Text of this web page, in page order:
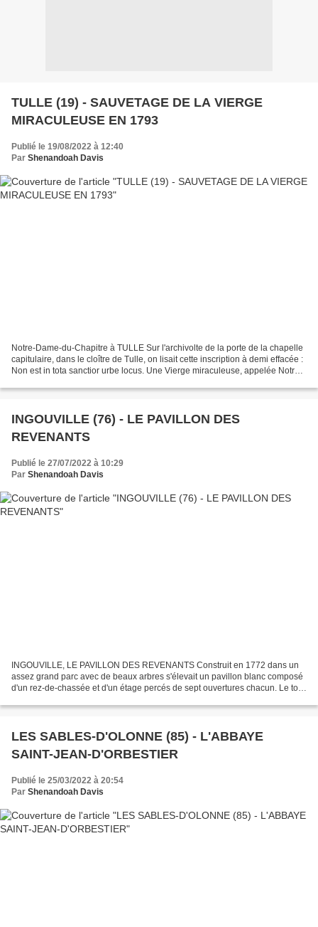
TULLE (19) - SAUVETAGE DE LA VIERGE
MIRACULEUSE EN 1793
Publié le 19/08/2022 à 12:40
Par Shenandoah Davis
Notre-Dame-du-Chapitre à TULLE Sur l'archivolte de la porte de la chapelle
capitulaire, dans le cloître de Tulle, on lisait cette inscription à demi effacée :
Non est in tota sanctior urbe locus. Une Vierge miraculeuse, appelée Notre-
INGOUVILLE (76) - LE PAVILLON DES
REVENANTS
Publié le 27/07/2022 à 10:29
Par Shenandoah Davis
INGOUVILLE, LE PAVILLON DES REVENANTS Construit en 1772 dans un
assez grand parc avec de beaux arbres s'élevait un pavillon blanc composé
d'un rez-de-chassée et d'un étage percés de sept ouvertures chacun. Le tout
LES SABLES-D'OLONNE (85) - L'ABBAYE
SAINT-JEAN-D'ORBESTIER
Publié le 25/03/2022 à 20:54
Par Shenandoah Davis